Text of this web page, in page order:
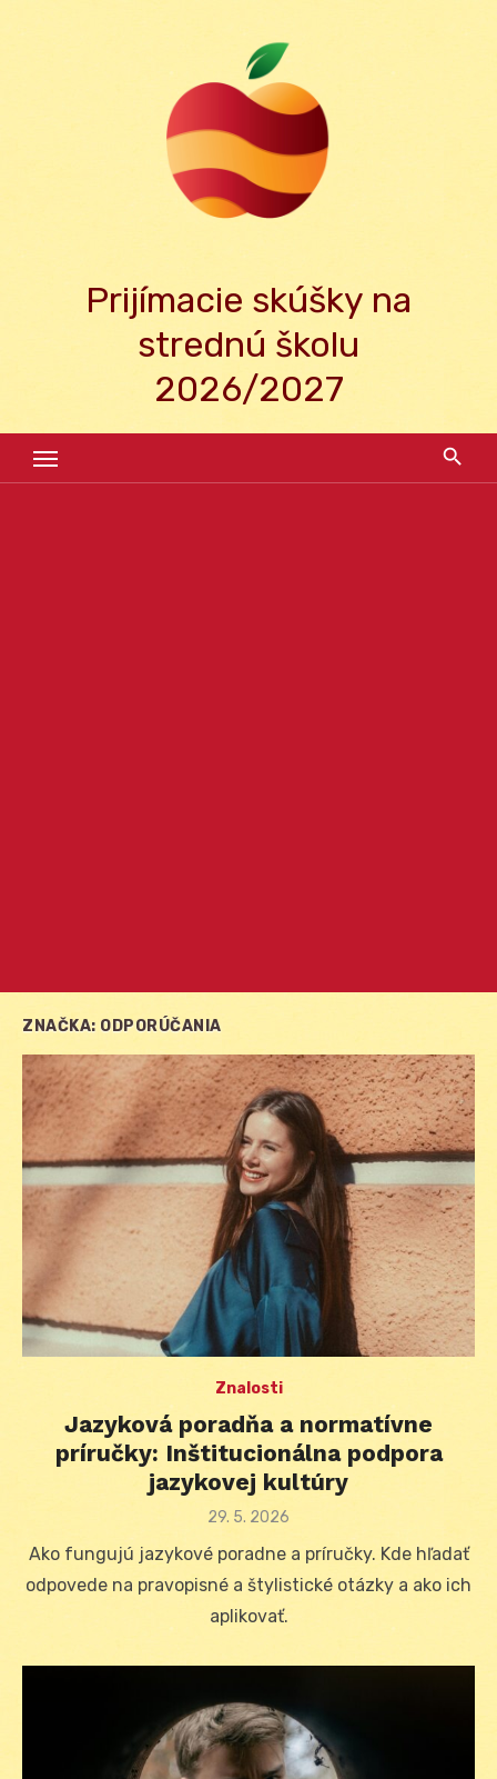
Prijímacie skúšky na
strednú školu
2026/2027
ZNAČKA: ODPORÚČANIA
Znalosti
Jazyková poradňa a normatívne
príručky: Inštitucionálna podpora
jazykovej kultúry
Posted
29. 5. 2026
Ako fungujú jazykové poradne a príručky. Kde hľadať
odpovede na pravopisné a štylistické otázky a ako ich
aplikovať.